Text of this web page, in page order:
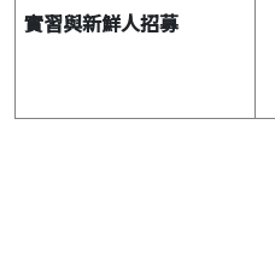
實習與新鮮人招募